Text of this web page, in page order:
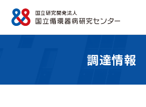
調達情報